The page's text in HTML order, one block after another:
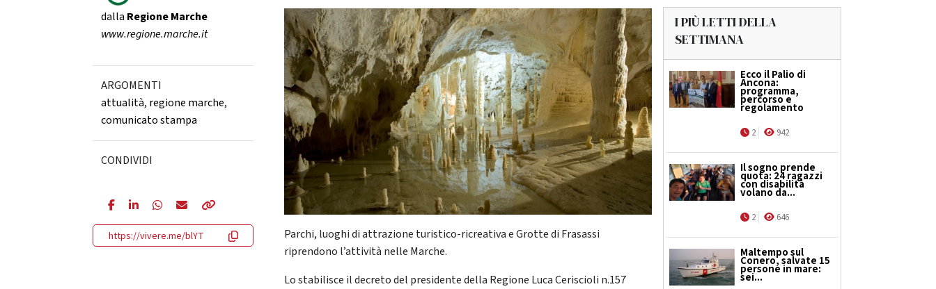
dalla Regione Marche
www.regione.marche.it
ARGOMENTI
attualità, regione marche,
comunicato stampa
CONDIVIDI
https://vivere.me/blYT
Parchi, luoghi di attrazione turistico-ricreativa e Grotte di Frasassi
riprendono l’attività nelle Marche.
Lo stabilisce il decreto del presidente della Regione Luca Ceriscioli n.157
I PIÙ LETTI DELLA
SETTIMANA
Ecco il Palio di
Ancona:
programma,
percorso e
regolamento
2 942
Il sogno prende
quota: 24 ragazzi
con disabilità
volano da...
2 646
Maltempo sul
Conero, salvate 15
persone in mare:
sei...